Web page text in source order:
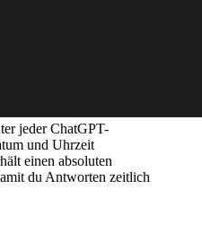
jeder ChatGPT-
und Uhrzeit
einen absoluten
du Antworten zeitlich